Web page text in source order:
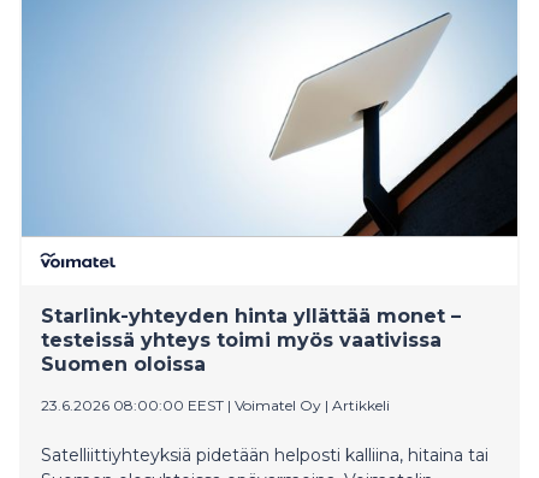
Starlink-yhteyden hinta yllättää monet –
testeissä yhteys toimi myös vaativissa
Suomen oloissa
23.6.2026 08:00:00 EEST | Voimatel Oy | Artikkeli
Satelliittiyhteyksiä pidetään helposti kalliina, hitaina tai